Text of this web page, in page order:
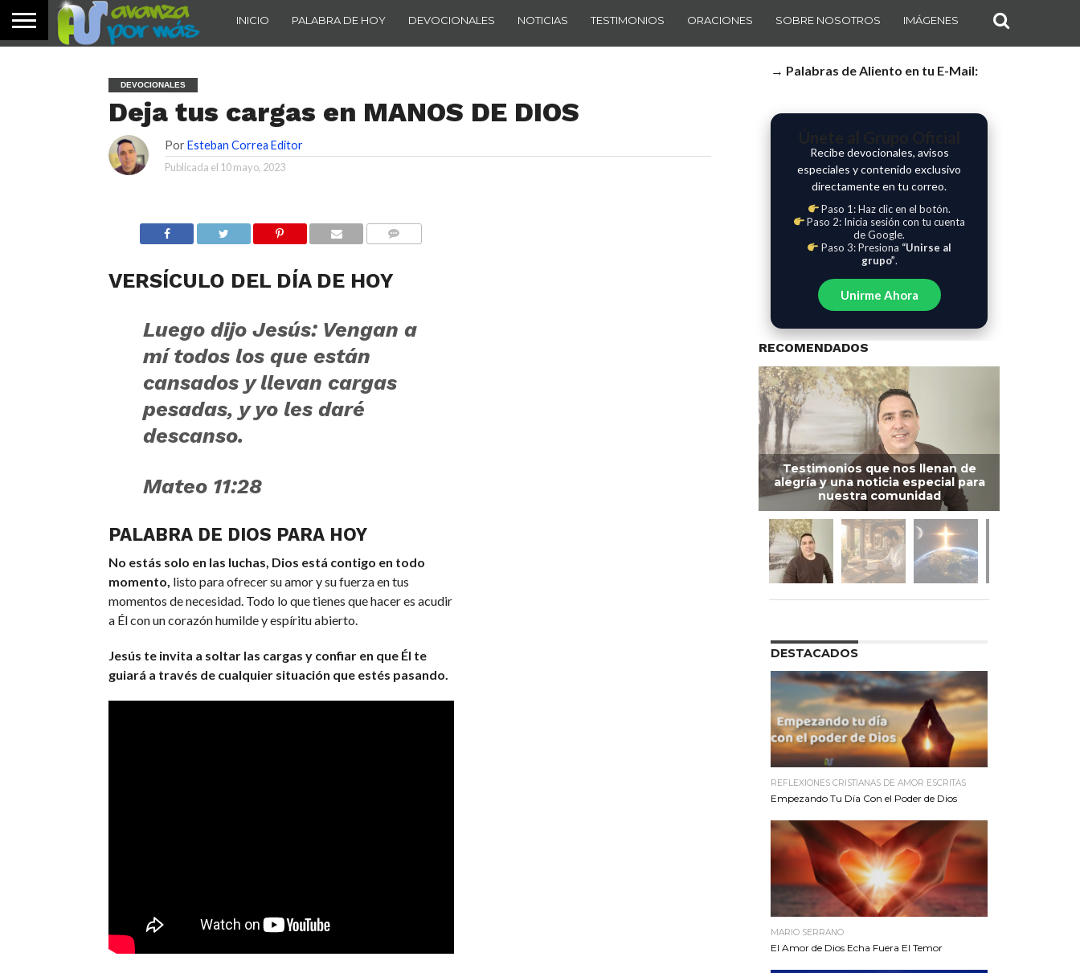
INICIO PALABRA DE HOY DEVOCIONALES NOTICIAS TESTIMONIOS ORACIONES SOBRE NOSOTROS IMÁGENES
DEVOCIONALES
Deja tus cargas en MANOS DE DIOS
Por Esteban Correa Editor
Publicada el 10 mayo, 2023
VERSÍCULO DEL DÍA DE HOY
Luego dijo Jesús: Vengan a
mí todos los que están
cansados y llevan cargas
pesadas, y yo les daré
descanso.
Mateo 11:28
PALABRA DE DIOS PARA HOY
No estás solo en las luchas, Dios está contigo en todo
momento, listo para ofrecer su amor y su fuerza en tus
momentos de necesidad. Todo lo que tienes que hacer es acudir
a Él con un corazón humilde y espíritu abierto.
Jesús te invita a soltar las cargas y confiar en que Él te
guiará a través de cualquier situación que estés pasando.
→ Palabras de Aliento en tu E-Mail:
Recibe devocionales, avisos
especiales y contenido exclusivo
directamente en tu correo.
Paso 1: Haz clic en el botón.
Paso 2: Inicia sesión con tu cuenta
de Google.
Paso 3: Presiona “Unirse al
grupo”.
Unirme Ahora
RECOMENDADOS
Testimonios que nos llenan de
alegría y una noticia especial para
nuestra comunidad
DESTACADOS
REFLEXIONES CRISTIANAS DE AMOR ESCRITAS
Empezando Tu Día Con el Poder de Dios
MARIO SERRANO
El Amor de Dios Echa Fuera El Temor